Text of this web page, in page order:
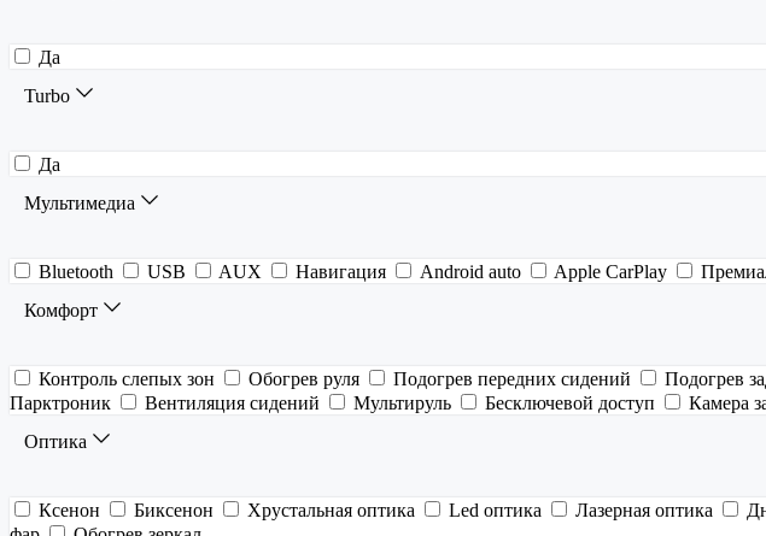
Да
Turbo
Да
Мультимедиа
Bluetooth USB AUX Навигация Android auto Apple CarPlay
Комфорт
Контроль слепых зон Обогрев руля Подогрев передних сидений Подогрев
Парктроник
Вентиляция сидений Мультируль Бесключевой доступ Камера
Оптика
Ксенон Биксенон Хрустальная оптика Led оптика Лазерная оптика